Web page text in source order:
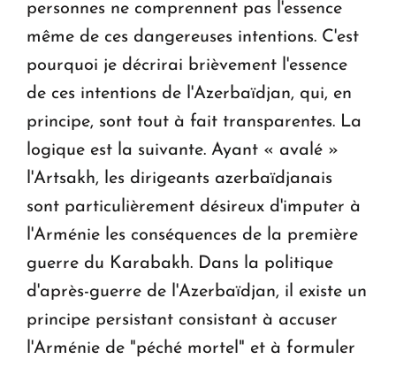
personnes ne comprennent pas l'essence
même de ces dangereuses intentions. C'est
pourquoi je décrirai brièvement l'essence
de ces intentions de l'Azerbaïdjan, qui, en
principe, sont tout à fait transparentes. La
logique est la suivante. Ayant « avalé »
l'Artsakh, les dirigeants azerbaïdjanais
sont particulièrement désireux d'imputer à
l'Arménie les conséquences de la première
guerre du Karabakh. Dans la politique
d'après-guerre de l'Azerbaïdjan, il existe un
principe persistant consistant à accuser
l'Arménie de "péché mortel" et à formuler